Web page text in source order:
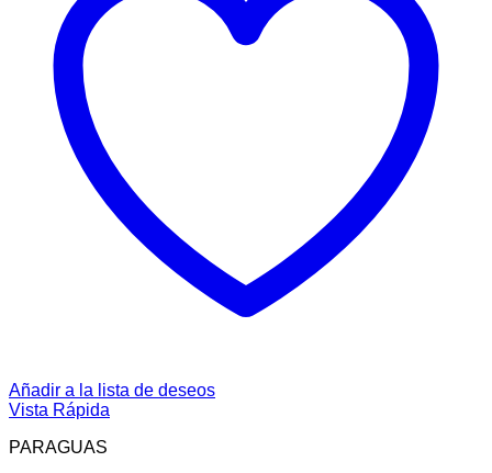
Añadir a la lista de deseos
Vista Rápida
PARAGUAS